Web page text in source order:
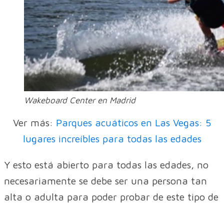
Wakeboard Center en Madrid
Ver más: Parques acuáticos en Las Vegas: 5
lugares increíbles para todas las edades
Y esto está abierto para todas las edades, no
necesariamente se debe ser una persona tan
alta o adulta para poder probar de este tipo de